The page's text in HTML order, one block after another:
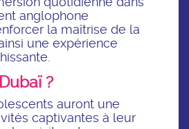
anglophone
la maîtrise de la
une expérience
?
auront une
captivantes à leur